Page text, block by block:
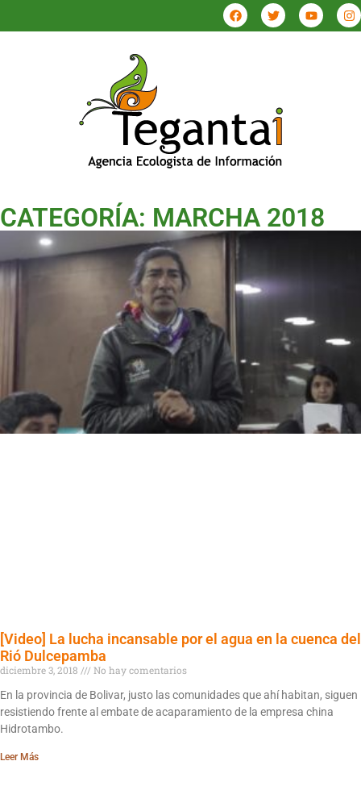
CATEGORÍA: MARCHA 2018
[Video] La lucha incansable por el agua en la cuenca del
Rió Dulcepamba
diciembre 3, 2018
No hay comentarios
En la provincia de Bolivar, justo las comunidades que ahí habitan, siguen
resistiendo frente al embate de acaparamiento de la empresa china
Hidrotambo.
Leer Más